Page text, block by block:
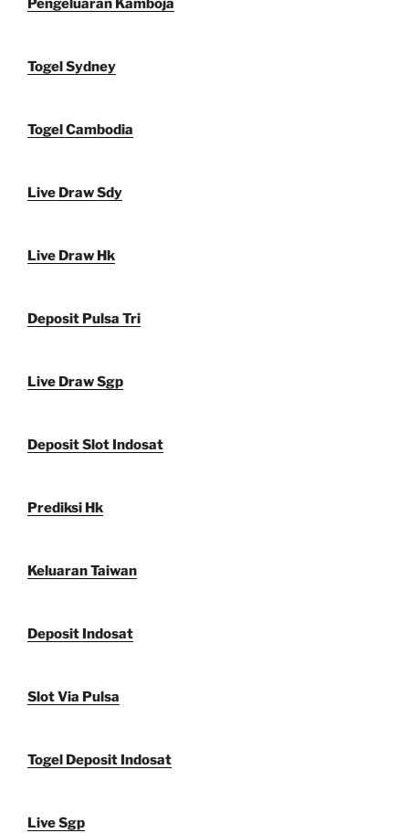
Pengeluaran Kamboja
Togel Sydney
Togel Cambodia
Live Draw Sdy
Live Draw Hk
Deposit Pulsa Tri
Live Draw Sgp
Deposit Slot Indosat
Prediksi Hk
Keluaran Taiwan
Deposit Indosat
Slot Via Pulsa
Togel Deposit Indosat
Live Sgp